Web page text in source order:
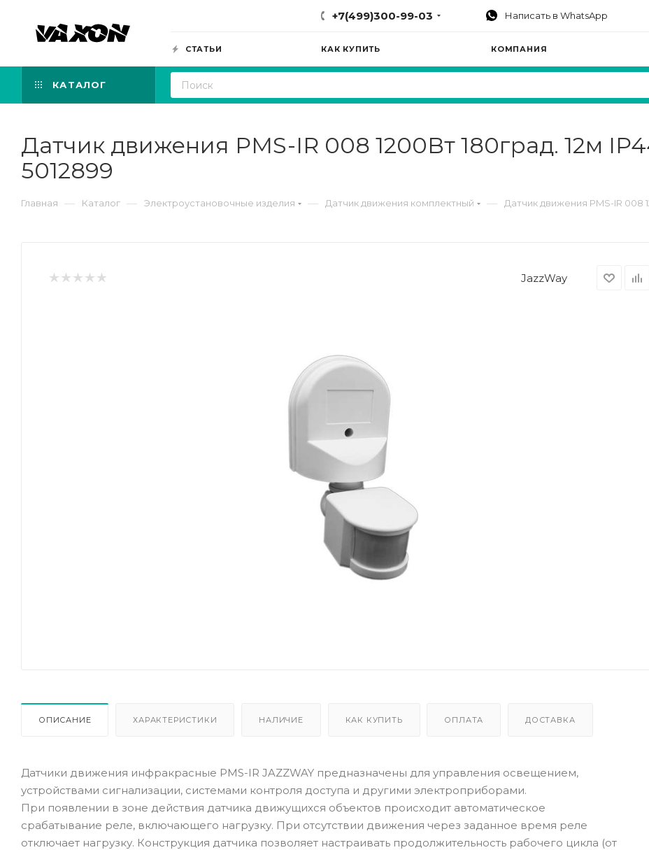
+7(499)300-99-03 Написать в WhatsApp
СТАТЬИ КАК КУПИТЬ КОМПАНИЯ
КАТАЛОГ
Датчик движения PMS-IR 008 1200Вт 180град. 12м
5012899
Главная — Каталог — Электроустановочные изделия — Датчик движения комплектный — Датчик движения PMS-IR 008
JazzWay
ОПИСАНИЕ ХАРАКТЕРИСТИКИ НАЛИЧИЕ КАК КУПИТЬ ОПЛАТА ДОСТАВКА
Датчики движения инфракрасные PMS-IR JAZZWAY предназначены для управления освещением,
устройствами сигнализации, системами контроля доступа и другими электроприборами.
При появлении в зоне действия датчика движущихся объектов происходит автоматическое
срабатывание реле, включающего нагрузку. При отсутствии движения через заданное время реле
отключает нагрузку. Конструкция датчика позволяет настраивать продолжительность рабочего цикла (от